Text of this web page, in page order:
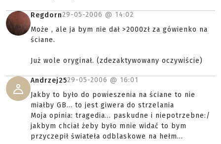
Regdorn29-05-2006 @ 14:02
Może , ale ja bym nie dał >2000zł za gówienko na
ściane.
Już wole oryginał. (zdezaktywowany oczywiście)
Andrzej2529-05-2006 @ 16:01
Jakby to było do powieszenia na ściane to nie
miałby GB... to jest giwera do strzelania
Moja opinia: tragedia... paskudne i niepotrzebne:/
jakbym chciał żeby było mnie widać to bym
przyczepił świateła odblaskowe na hełm...